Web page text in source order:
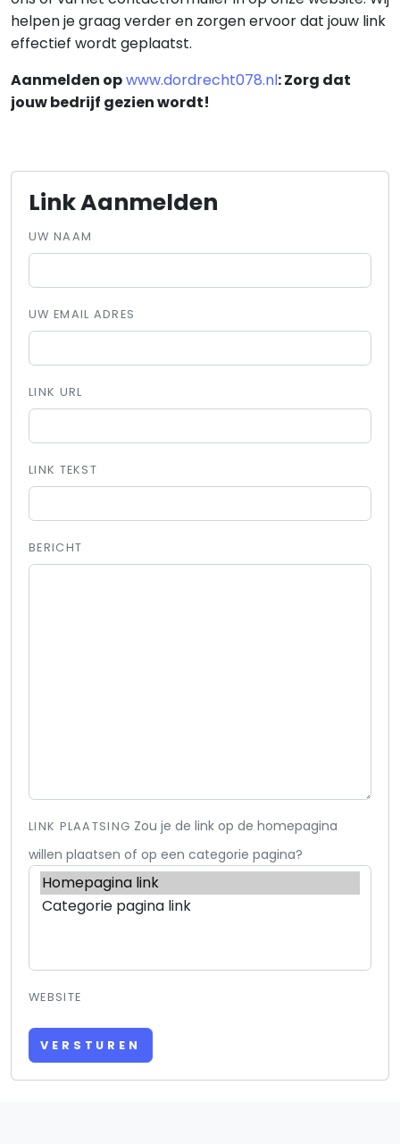
helpen je graag verder en zorgen ervoor dat jouw link
effectief wordt geplaatst.
Aanmelden opwww.dordrecht078.nl: Zorg dat
jouw bedrijf gezien wordt!
Link Aanmelden
UW NAAM
UW EMAIL ADRES
LINK URL
LINK TEKST
BERICHT
LINK PLAATSING Zou je de link op de homepagina
willen plaatsen of op een categorie pagina?
WEBSITE
VERSTUREN